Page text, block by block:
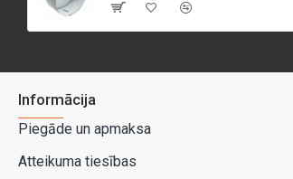
Informācija
Piegāde un apmaksa
Atteikuma tiesības